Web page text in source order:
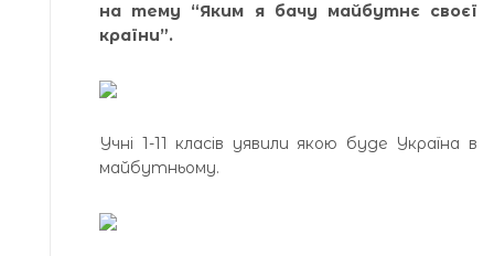
на тему “Яким я бачу майбутнє своєї
країни”.
Учні 1-11 класів уявили якою буде Україна в
майбутньому.